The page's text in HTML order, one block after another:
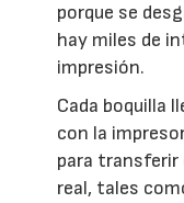
porque se
hay miles de
impresión.
Cada boquilla
con la
para
real, tales